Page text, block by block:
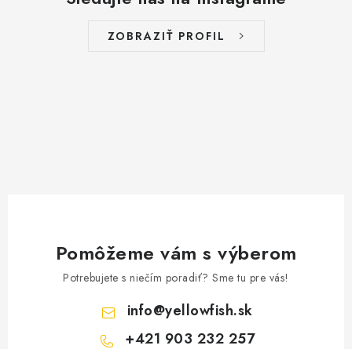
ZOBRAZIŤ PROFIL
Pomôžeme vám s výberom
Potrebujete s niečím poradiť? Sme tu pre vás!
info@yellowfish.sk
+421 903 232 257